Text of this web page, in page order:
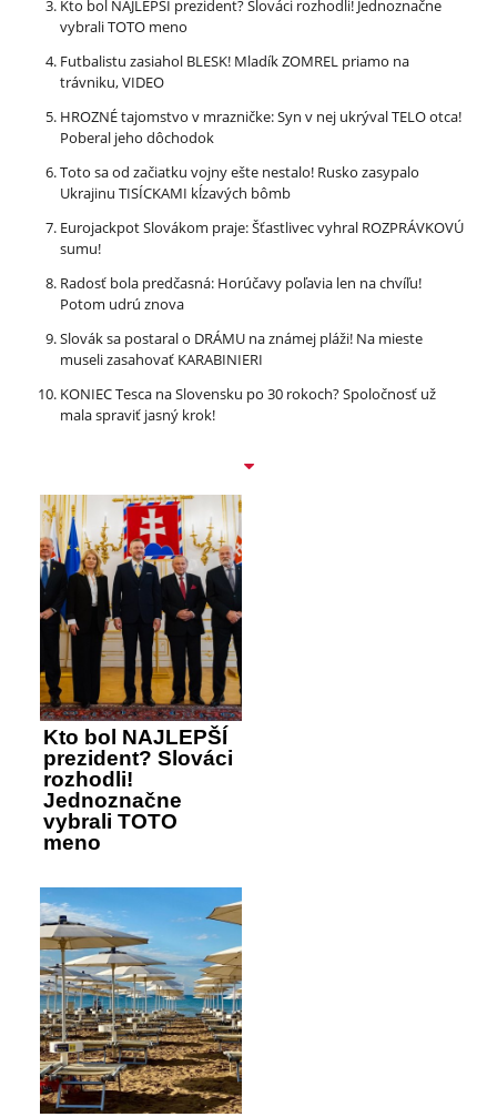
Kto bol NAJLEPŠÍ prezident? Slováci rozhodli! Jednoznačne
vybrali TOTO meno
Futbalistu zasiahol BLESK! Mladík ZOMREL priamo na
trávniku, VIDEO
HROZNÉ tajomstvo v mrazničke: Syn v nej ukrýval TELO otca!
Poberal jeho dôchodok
Toto sa od začiatku vojny ešte nestalo! Rusko zasypalo
Ukrajinu TISÍCKAMI kĺzavých bômb
Eurojackpot Slovákom praje: Šťastlivec vyhral ROZPRÁVKOVÚ
sumu!
Radosť bola predčasná: Horúčavy poľavia len na chvíľu!
Potom udrú znova
Slovák sa postaral o DRÁMU na známej pláži! Na mieste
museli zasahovať KARABINIERI
KONIEC Tesca na Slovensku po 30 rokoch? Spoločnosť už
mala spraviť jasný krok!
Kto bol NAJLEPŠÍ
prezident? Slováci
rozhodli!
Jednoznačne
vybrali TOTO
meno